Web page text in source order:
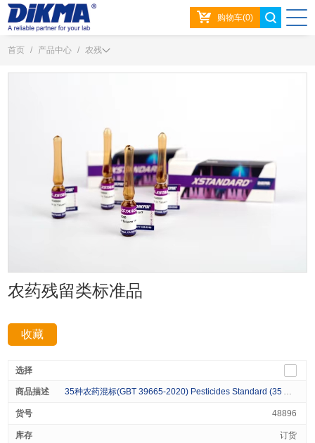
购物车(0)
首页 / 产品中心 / 农残
农药残留类标准品
收藏
35种农药混标(GBT 39665-2020) Pesticides Standard (35 Analytes) Varied in Acetone 1mL
48896
订货